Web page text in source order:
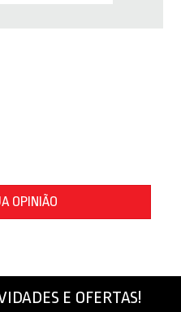
OPINIÃO
E OFERTAS!